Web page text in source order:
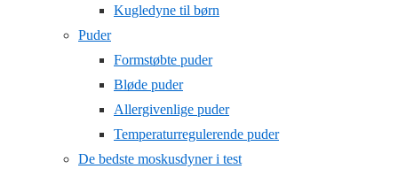
Kugledyne til børn
Puder
Formstøbte puder
Bløde puder
Allergivenlige puder
Temperaturregulerende puder
De bedste moskusdyner i test